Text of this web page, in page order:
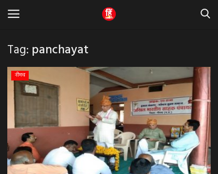
Home
धर्म & ज्योतिष
बड़ी खबर
मध्यप्रदेश
राजस्थान
Tag: panchayat
नीमच